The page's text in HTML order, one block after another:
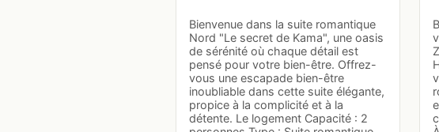
Bienvenue dans la suite romantique
Nord "Le secret de Kama", une oasis
de sérénité où chaque détail est
pensé pour votre bien-être. Offrez-
vous une escapade bien-être
inoubliable dans cette suite élégante,
propice à la complicité et à la
détente. Le logement Capacité : 2